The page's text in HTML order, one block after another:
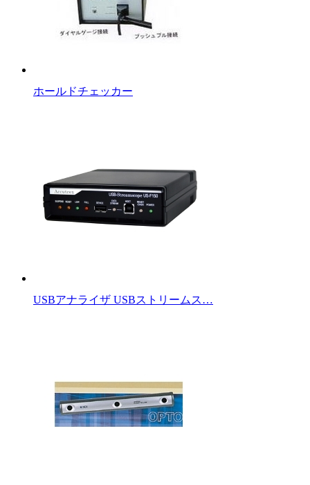
ホールドチェッカー
USBアナライザ USBストリームス…